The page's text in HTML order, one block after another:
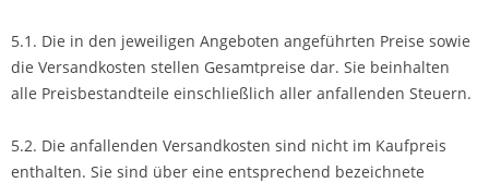
5.1. Die in den jeweiligen Angeboten angeführten Preise sowie
die Versandkosten stellen Gesamtpreise dar. Sie beinhalten
alle Preisbestandteile einschließlich aller anfallenden Steuern.
5.2. Die anfallenden Versandkosten sind nicht im Kaufpreis
enthalten. Sie sind über eine entsprechend bezeichnete